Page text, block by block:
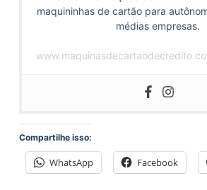
maquininhas de cartão para
médias empresas.
Compartilhe isso:
WhatsApp Facebook